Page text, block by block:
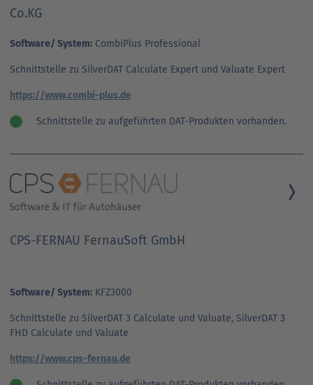
Co.KG
Software/ System: CombiPlus Professional
Schnittstelle zu SilverDAT Calculate Expert und Valuate Expert
https://www.combi-plus.de
Schnittstelle zu aufgeführten DAT-Produkten vorhanden.
CPS-FERNAU FernauSoft GmbH
Software/ System: KFZ3000
Schnittstelle zu SilverDAT 3 Calculate und Valuate, SilverDAT 3
FHD Calculate und Valuate
https://www.cps-fernau.de